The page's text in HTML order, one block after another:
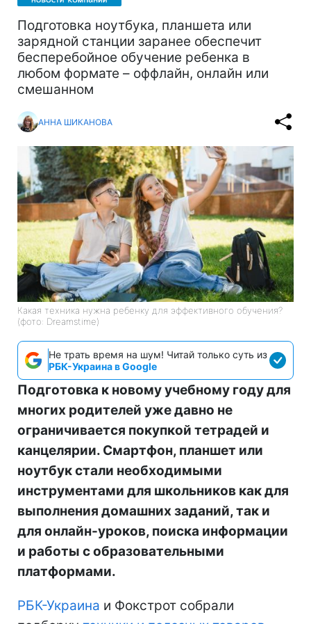
Подготовка ноутбука, планшета или
зарядной станции заранее обеспечит
бесперебойное обучение ребенка в
любом формате – оффлайн, онлайн или
смешанном
АННА ШИКАНОВА
Какая техника нужна ребенку для эффективного обучения?
(фото: Dreamstime)
Не трать время на шум! Читай только суть из
РБК-Украина в Google
Подготовка к новому учебному году для
многих родителей уже давно не
ограничивается покупкой тетрадей и
канцелярии. Смартфон, планшет или
ноутбук стали необходимыми
инструментами для школьников как для
выполнения домашних заданий, так и
для онлайн-уроков, поиска информации
и работы с образовательными
платформами.
РБК-Украина и Фокстрот собрали